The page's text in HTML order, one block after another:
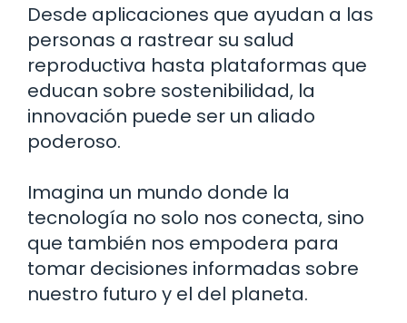
Desde aplicaciones que ayudan a las
personas a rastrear su salud
reproductiva hasta plataformas que
educan sobre sostenibilidad, la
innovación puede ser un aliado
poderoso.
Imagina un mundo donde la
tecnología no solo nos conecta, sino
que también nos empodera para
tomar decisiones informadas sobre
nuestro futuro y el del planeta.